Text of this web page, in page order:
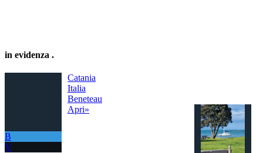
in evidenza .
B
V
Catania
Italia
Beneteau
Apri»